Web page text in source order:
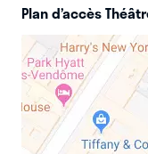
Plan d’accès